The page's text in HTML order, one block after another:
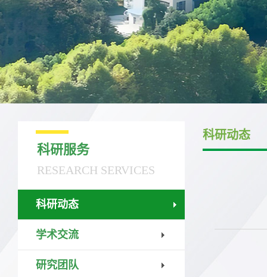
科研服务
RESEARCH SERVICES
科研动态
学术交流
研究团队
科研动态